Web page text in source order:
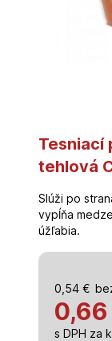
Tesniací
tehlová
Slúži po
vypĺňa
úžľabia.
0,54 €
s DPH za